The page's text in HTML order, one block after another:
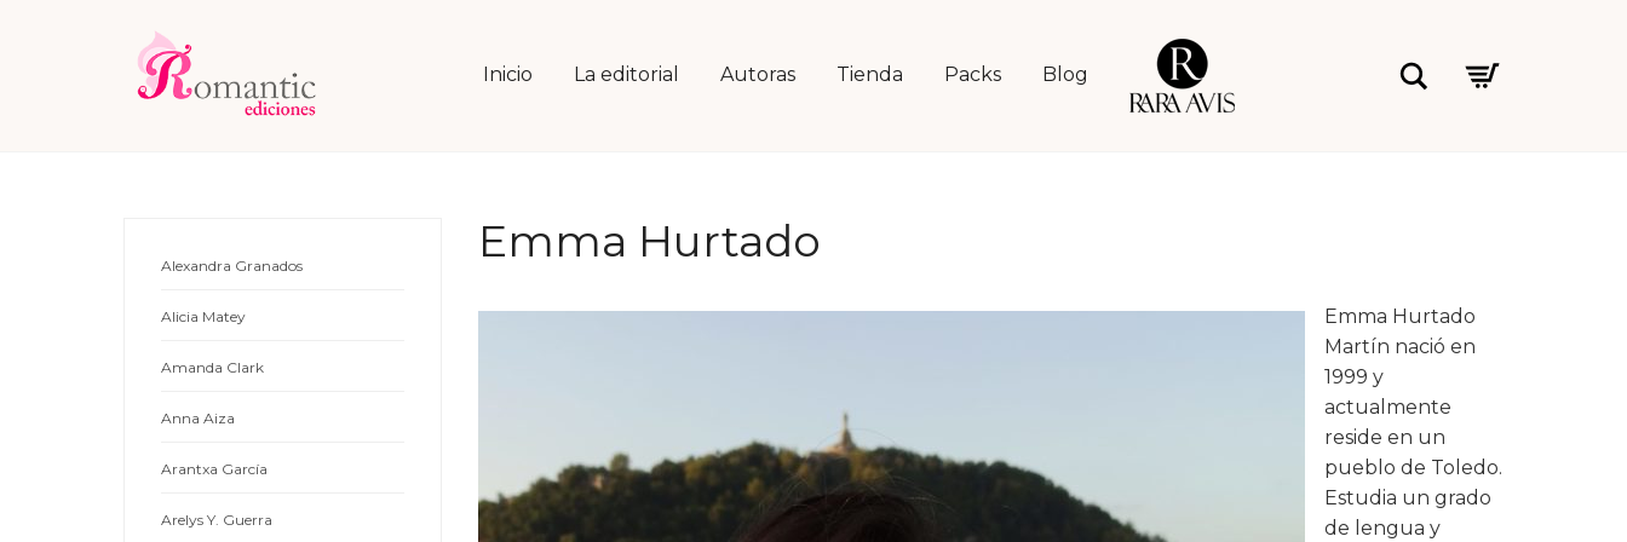
Inicio La editorial Autoras Tienda Packs Blog
Buscar
Emma Hurtado
Emma Hurtado
Martín nació en
1999 y
actualmente
reside en un
pueblo de Toledo.
Estudia un grado
de lengua y
Alexandra Granados
Alicia Matey
Amanda Clark
Anna Aiza
Arantxa García
Arelys Y. Guerra